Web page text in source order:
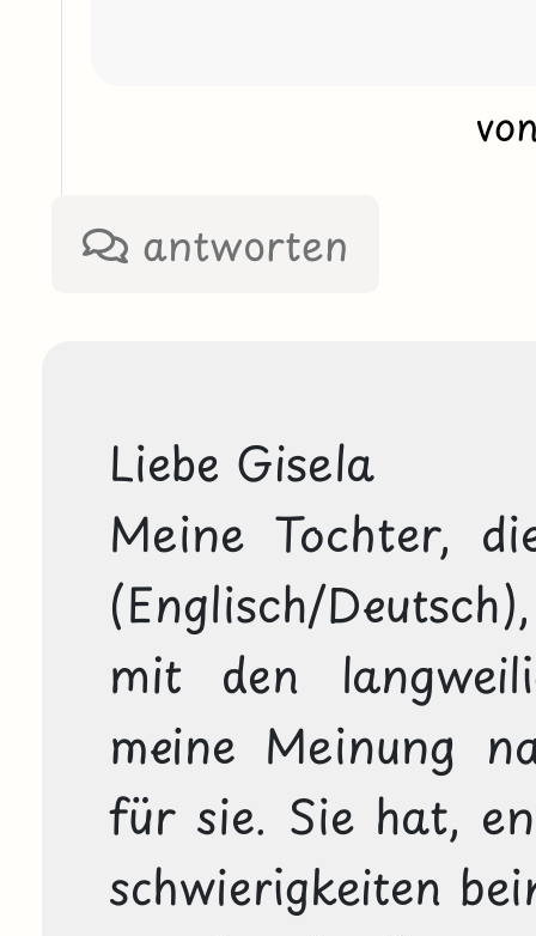
antworten
Liebe Gisela
Meine Tochter,
(Englisch/
mit den
meine Meinung
für sie. Sie hat,
schwierigkeiten